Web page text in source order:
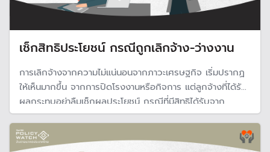
เช็กสิทธิประโยชน์ กรณีถูกเลิกจ้าง-ว่างงาน
การเลิกจ้างจากความไม่แน่นอนจากภาวะเศรษฐกิจ เริ่มปรากฏ
ให้เห็นมากขึ้น จากการปิดโรงงานหรือกิจการ แต่ลูกจ้างที่ได้รับ
ผลกระทบอย่าลืมเช็กผลประโยชน์ กรณีที่มีสิทธิได้รับจาก
กองทุนประกันสังคมและกองทุนสงเคราะห์ลูกจ้าง อย่าน้อยก็
บรรเทาความเดือดร้อนและมีรายได้สำหรับการตั้งหลักใหม่